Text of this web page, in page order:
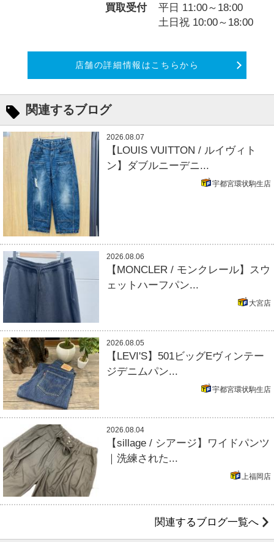
買取受付
平日 11:00～18:00
土日祝 10:00～18:00
店舗の詳細情報はこちらから
関連するブログ
2026.08.07
【LOUIS VUITTON / ルイヴィト
ン】ダブルニーデニ...
宇都宮環状駒生店
2026.08.06
【MONCLER / モンクレール】スウ
ェットハーフパン...
大宮店
2026.08.05
【LEVI'S】501ビッグEヴィンテー
ジデニムパン...
宇都宮環状駒生店
2026.08.04
【sillage / シアージ】ワイドパンツ
｜洗練された...
上福岡店
関連するブログ一覧へ